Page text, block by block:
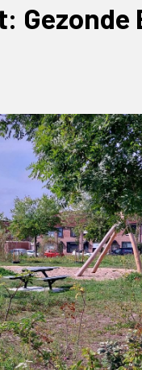
Gezonde